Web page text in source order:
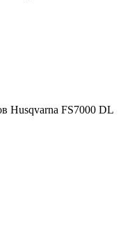
Husqvarna FS7000 DL